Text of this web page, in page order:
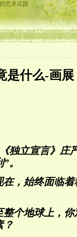
艺术花园
是什么-画展
独立宣言》庄
。
，始终面临
个地球上，
？